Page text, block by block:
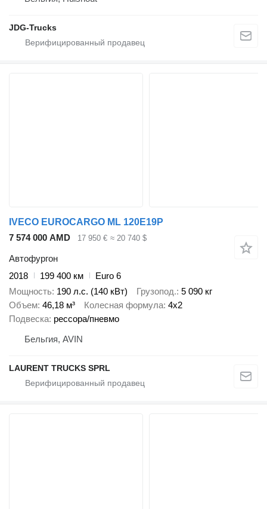
JDG-Trucks
IVECO EUROCARGO ML 120E19P
7 574 000 AMD
17 950 € ≈ 20 740 $
Автофургон
2018
199 400 км
Euro 6
Мощность 190 л.с. (140 кВт) Грузопод. 5 090 кг
Объем 46,18 м³ Колесная формула 4x2
Подвеска рессора/пневмо
Бельгия, AVIN
LAURENT TRUCKS SPRL